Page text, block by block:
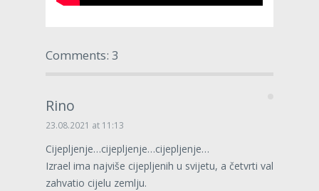
Comments: 3
Rino
23.08.2021 at 11:13
Cijepljenje…cijepljenje…cijepljenje…
Izrael ima najviše cijepljenih u svijetu, a četvrti val
zahvatio cijelu zemlju.